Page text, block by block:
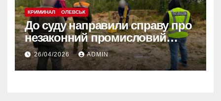
КРИМИНАЛ ОЛЕВСЬК
До суду направили справу про
незаконний промисловий
видобуток пісковику на
Олевщині
26/04/2026 ADMIN